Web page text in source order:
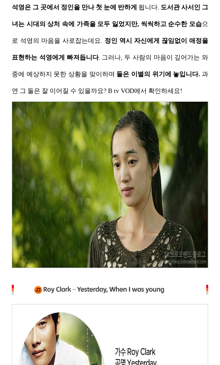
석영은 그 곳에서 정인을 만나 첫 눈에 반하게 됩니다. 도서관 사서인 그
녀는 시대의 상처 속에 가족을 모두 잃었지만, 씩씩하고 순수한 모습으
로 석영의 마음을 사로잡는데요. 정인 역시 자신에게 끊임없이 애정을
표현하는 석영에게 빠져듭니다. 그러나, 두 사람의 마음이 깊어가는 와
중에 예상하지 못한 상황을 맞이하며 둘은 이별의 위기에 놓입니다. 과
연 그 둘은 잘 이어질 수 있을까요? B tv VOD에서 확인하세요!